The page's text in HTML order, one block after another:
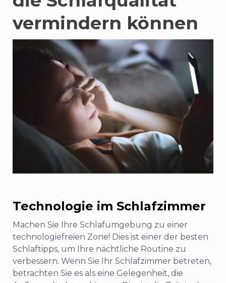
vermindern können
Technologie im Schlafzimmer
Machen Sie Ihre Schlafumgebung zu einer
technologiefreien Zone! Dies ist einer der besten
Schlaftipps, um Ihre nächtliche Routine zu
verbessern. Wenn Sie Ihr Schlafzimmer betreten,
betrachten Sie es als eine Gelegenheit, die